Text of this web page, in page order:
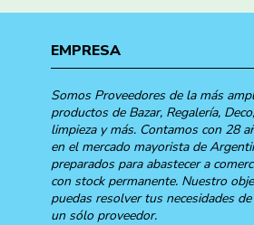
EMPRESA
Somos Proveedores de la más
productos de Bazar, Regalería,
limpieza y más. Contamos con 28
en el mercado mayorista de
preparados para abastecer a
con stock permanente. Nuestro
puedas resolver tus necesidades
un sólo proveedor.